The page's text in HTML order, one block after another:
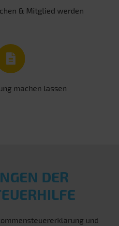
& Mitglied werden
machen lassen
DER
und